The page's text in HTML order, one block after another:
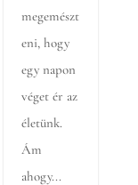
megemészt
eni, hogy
egy napon
véget ér az
életünk.
Ám
ahogy...